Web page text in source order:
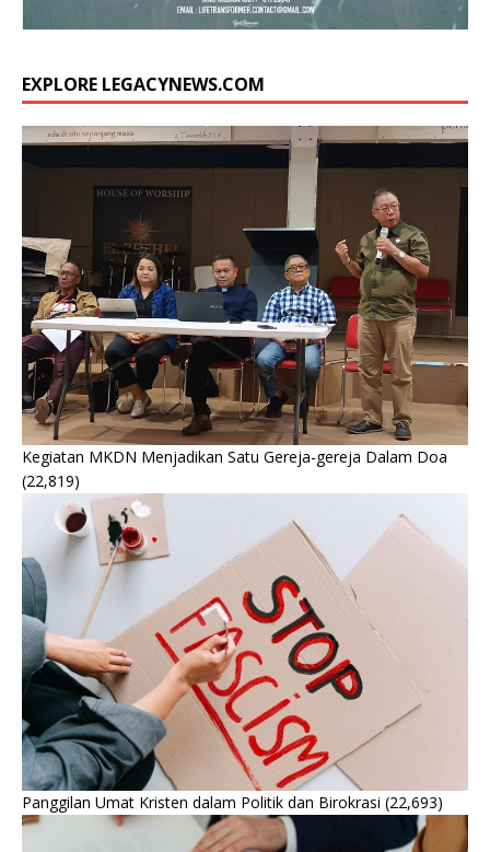
EXPLORE LEGACYNEWS.COM
Kegiatan MKDN Menjadikan Satu Gereja-gereja Dalam Doa
(22,819)
Panggilan Umat Kristen dalam Politik dan Birokrasi (22,693)